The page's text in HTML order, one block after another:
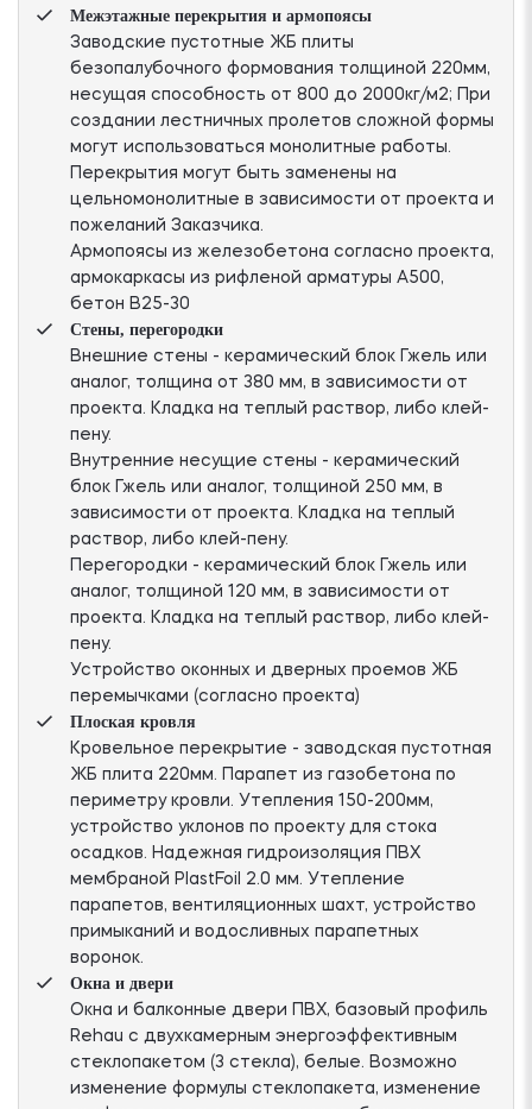
Межэтажные перекрытия и армопоясы
Заводские пустотные ЖБ плиты
безопалубочного формования толщиной 220мм,
несущая способность от 800 до 2000кг/м2; При
создании лестничных пролетов сложной формы
могут использоваться монолитные работы.
Перекрытия могут быть заменены на
цельномонолитные в зависимости от проекта и
пожеланий Заказчика.
Армопоясы из железобетона согласно проекта,
армокаркасы из рифленой арматуры А500,
бетон В25-30
Стены, перегородки
Внешние стены - керамический блок Гжель или
аналог, толщина от 380 мм, в зависимости от
проекта. Кладка на теплый раствор, либо клей-
пену.
Внутренние несущие стены - керамический
блок Гжель или аналог, толщиной 250 мм, в
зависимости от проекта. Кладка на теплый
раствор, либо клей-пену.
Перегородки - керамический блок Гжель или
аналог, толщиной 120 мм, в зависимости от
проекта. Кладка на теплый раствор, либо клей-
пену.
Устройство оконных и дверных проемов ЖБ
перемычками (согласно проекта)
Плоская кровля
Кровельное перекрытие - заводская пустотная
ЖБ плита 220мм. Парапет из газобетона по
периметру кровли. Утепления 150-200мм,
устройство уклонов по проекту для стока
осадков. Надежная гидроизоляция ПВХ
мембраной PlastFoil 2.0 мм. Утепление
парапетов, вентиляционных шахт, устройство
примыканий и водосливных парапетных
воронок.
Окна и двери
Окна и балконные двери ПВХ, базовый профиль
Rehau с двухкамерным энергоэффективным
стеклопакетом (3 стекла), белые. Возможно
изменение формулы стеклопакета, изменение